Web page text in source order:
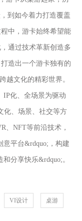
到如今着力打造覆盖
中，游卡始终希望能
通过技术革新创造多
造出一个游卡独有的
越文化的精彩世界。
IP化、全场景为驱动
化、场景、社交等方
、NFT等前沿技术，
意平台&rdquo;，构建
分享快乐&rdquo;。
VI设计 桌游